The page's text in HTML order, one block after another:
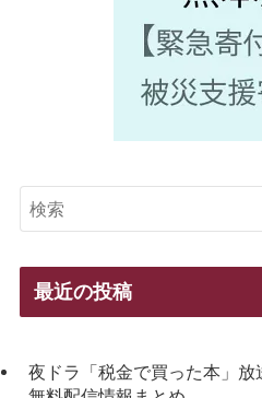
最近の投稿
夜ドラ「税金で買った本」放